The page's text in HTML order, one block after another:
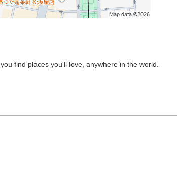
find places you'll love, anywhere in the world.